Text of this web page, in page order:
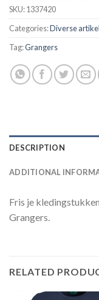
SKU:1337420
Categories:Diverse
Tag:Grangers
DESCRIPTION
ADDITIONAL
Fris je
Grangers.
RELATED